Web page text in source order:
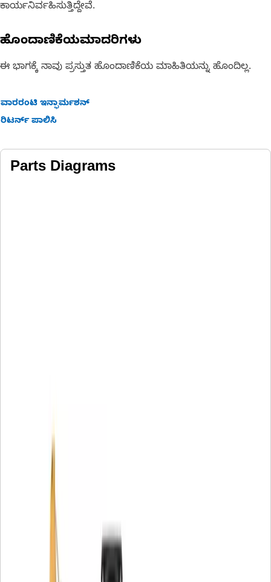
ಕಾರ್ಯನಿರ್ವಹಿಸುತ್ತಿದ್ದೇವೆ.
ಹೊಂದಾಣಿಕೆಯಮಾದರಿಗಳು
ಈ ಭಾಗಕ್ಕೆ ನಾವು ಪ್ರಸ್ತುತ ಹೊಂದಾಣಿಕೆಯ ಮಾಹಿತಿಯನ್ನು ಹೊಂದಿಲ್ಲ.
ವಾರರಂಟಿ ಇನ್ಫಾರ್ಮಶನ್
ರಿಟರ್ನ್ ಪಾಲಿಸಿ
Parts Diagrams